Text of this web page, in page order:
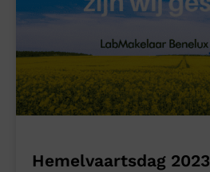
Hemelvaartsdag 2023